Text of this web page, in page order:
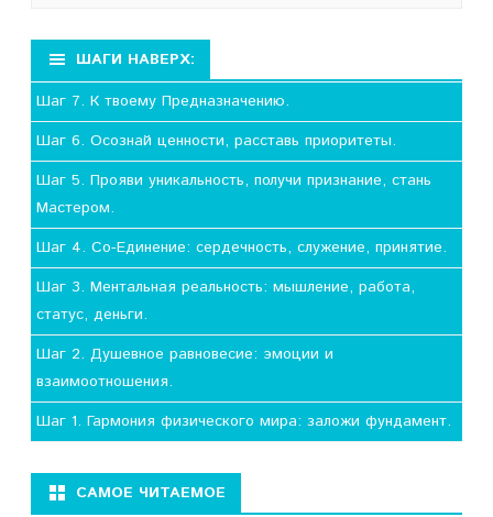
ШАГИ НАВЕРХ:
Шаг 7. К твоему Предназначению.
Шаг 6. Осознай ценности, расставь приоритеты.
Шаг 5. Прояви уникальность, получи признание, стань
Мастером.
Шаг 4. Со-Единение: сердечность, служение, принятие.
Шаг 3. Ментальная реальность: мышление, работа,
статус, деньги.
Шаг 2. Душевное равновесие: эмоции и
взаимоотношения.
Шаг 1. Гармония физического мира: заложи фундамент.
САМОЕ ЧИТАЕМОЕ